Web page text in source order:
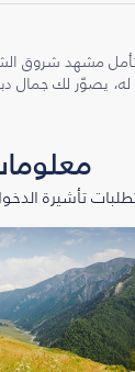
مشهد شروق
له، يصوّر لك جمال
تأشيرة